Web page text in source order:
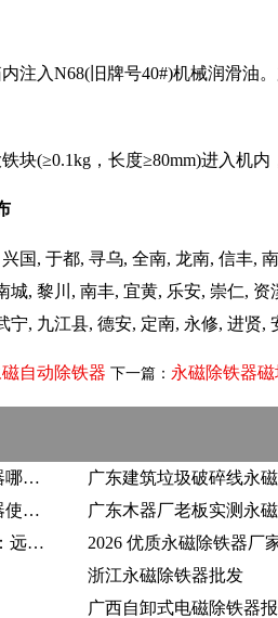
注入N68(旧牌号40#)机械润滑油
块(≥0.1kg，长度≥80mm)进入机
国, 于都, 寻乌, 全南, 龙南, 信丰,
城, 黎川, 南丰, 宜黄, 乐安, 崇仁,
, 九江县, 德安, 定南, 永修, 进贤,
自动除铁器 下一篇： 永磁除铁器
安徽建筑垃圾厂永磁自卸除铁器哪家靠谱？2026 采购指南哪家合作案例丰富？
2026宁夏管道永磁自卸式除铁器使用客户推荐厂家
2026 正规除铁器十大品牌厂家：远力磁电实力突出，煤炭行业常用选择
浙江永磁除铁器批发
广西自卸式电磁除铁器